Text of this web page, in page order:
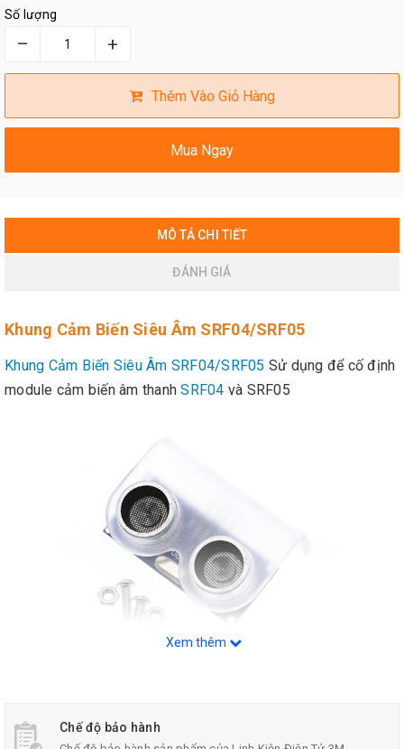
Số lượng
– +
Thêm Vào Giỏ Hàng
Mua Ngay
MÔ TẢ CHI TIẾT
ĐÁNH GIÁ
Khung Cảm Biến Siêu Âm SRF04/SRF05
Khung Cảm Biến Siêu Âm SRF04/SRF05 Sử dụng để cố định
module cảm biến âm thanhSRF04 và SRF05
Thông Số Kỹ Thuật:
Xem thêm
Chế độ bảo hành